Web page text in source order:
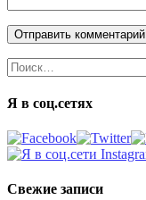
Найти:
Я в соц.сетях
Свежие записи